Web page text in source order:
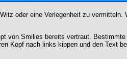
oder eine Verlegenheit zu
Smilies bereits vertraut.
Kopf nach links kippen und den Text